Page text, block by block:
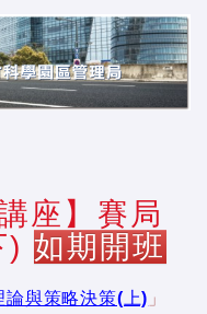
座】賽局
) 如期開班
論與策略決策(上) 」